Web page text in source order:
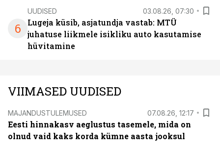
6
UUDISED 03.08.26, 07:30
Lugeja küsib, asjatundja vastab: MTÜ
juhatuse liikmele isikliku auto kasutamise
hüvitamine
VIIMASED UUDISED
MAJANDUSTULEMUSED 07.08.26, 12:17
Eesti hinnakasv aeglustus tasemele, mida on
olnud vaid kaks korda kümne aasta jooksul